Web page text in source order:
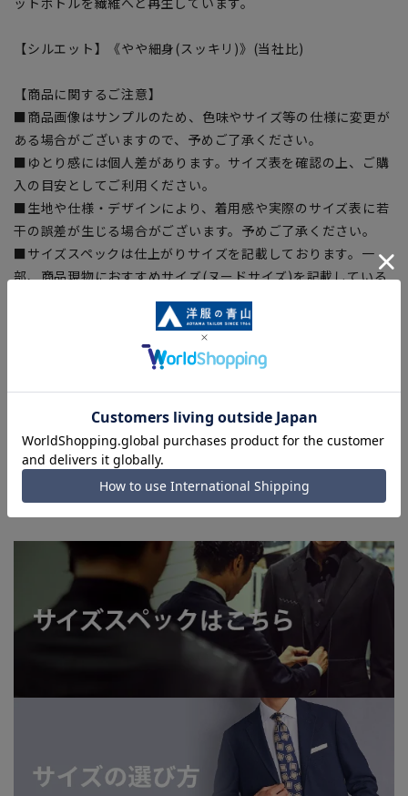
【シルエット】《やや細身(スッキリ)》(当社比)
【商品に関するご注意】
■商品画像はサンプルのため、色味やサイズ等の仕様に変更が
ある場合がございますので、予めご了承ください。
■ゆとり感には個人差があります。サイズ表を確認の上、ご購
入の目安としてご利用ください。
■生地や仕様・デザインにより、着用感や実際のサイズ表に若
干の誤差が生じる場合がございます。予めご了承ください。
■サイズスペックは仕上がりサイズを記載しております。一
部、商品現物におすすめサイズ(ヌードサイズ)を記載している
■ブラウザやお使いのモニター環境、また撮影時の室内外の光
加減により、実際の商品と掲載画像の色味が異なる場合がござ
■店舗や各モールサイトと商品在庫を共有しております関係
上、ご注文いただいたタイミングにより欠品が発生し、ご注文
を完了できない場合がございます。予めご了承ください。
■お急ぎ発送のご注文につきましても、ご注文のタイミングに
よってはお急ぎ発送サービスを選択できない場合がございま
す。